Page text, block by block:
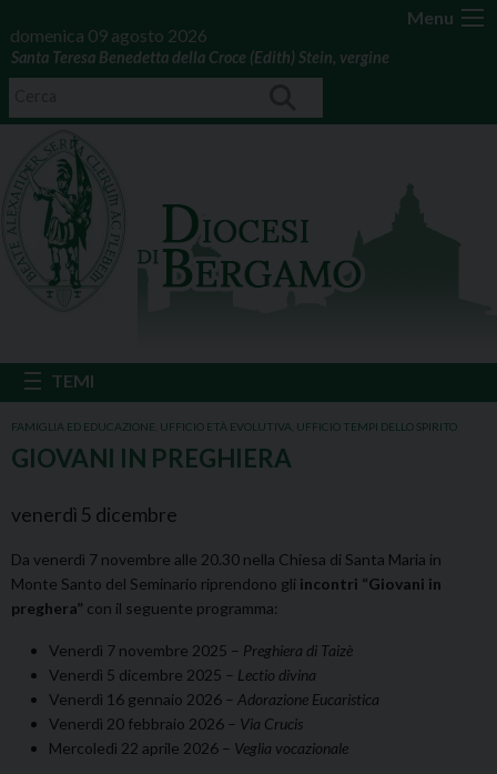
Menu
domenica 09 agosto 2026
Santa Teresa Benedetta della Croce (Edith) Stein, vergine
FAMIGLIA ED EDUCAZIONE UFFICIO ETÀ EVOLUTIVA UFFICIO TEMPI DELLO SPIRITO
GIOVANI IN PREGHIERA
venerdì 5 dicembre
Da venerdì 7 novembre alle 20.30 nella Chiesa di Santa Maria in
Monte Santo del Seminario riprendono gli incontri “Giovani in
preghera” con il seguente programma:
Venerdì 7 novembre 2025 – Preghiera di Taizè
Venerdì 5 dicembre 2025 – Lectio divina
Venerdì 16 gennaio 2026 – Adorazione Eucaristica
Venerdì 20 febbraio 2026 – Via Crucis
Mercoledì 22 aprile 2026 – Veglia vocazionale